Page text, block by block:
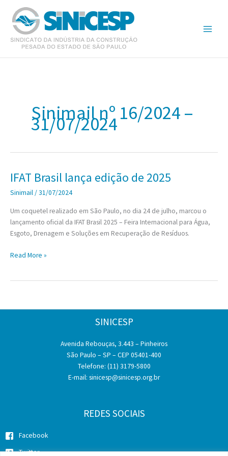
para
conteúdo
Sinimail nº 16/2024 –
31/07/2024
IFAT Brasil lança edição de 2025
Sinimail/31/07/2024
Um coquetel realizado em São Paulo, no dia 24 de julho, marcou o
lançamento oficial da IFAT Brasil 2025 – Feira Internacional para Água,
Esgoto, Drenagem e Soluções em Recuperação de Resíduos.
IFAT
2025
Read More »
SINICESP
Avenida Rebouças, 3.443 – Pinheiros
São Paulo – SP – CEP 05401-400
Telefone: (11) 3179-5800
E-mail: sinicesp@sinicesp.org.br
REDES SOCIAIS
Facebook
Twitter